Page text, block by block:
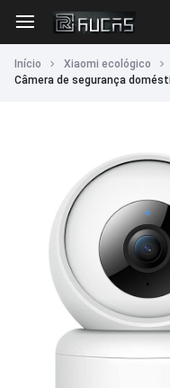
Início Xiaomi ecológico
Câmera de segurança